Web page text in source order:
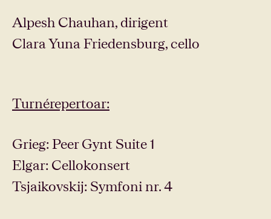
Alpesh Chauhan, dirigent
Clara Yuna Friedensburg, cello
Turnérepertoar:
Grieg: Peer Gynt Suite 1
Elgar: Cellokonsert
Tsjaikovskij: Symfoni nr. 4